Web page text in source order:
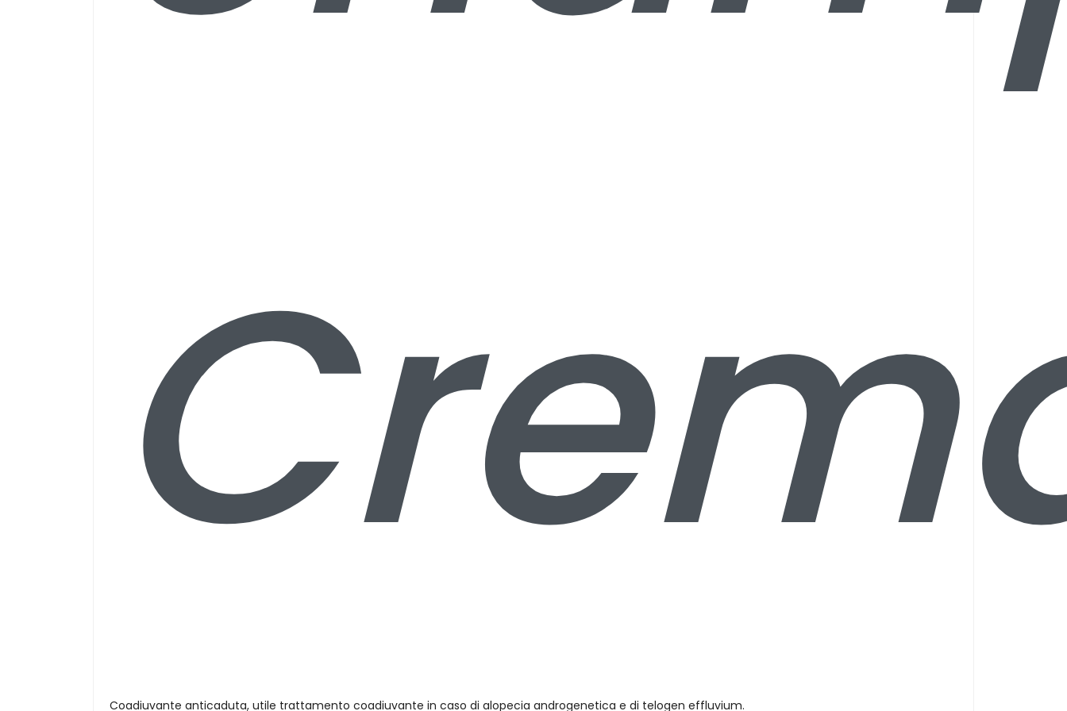
Coadiuvante anticaduta, utile trattamento coadiuvante in caso di alopecia androgenetica e di telogen effluvium.